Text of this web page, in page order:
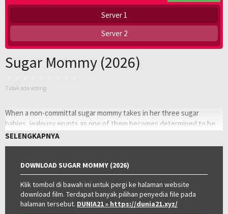
Server 1
Server 2
Sugar Mommy (2026)
Tidak ada voting
When a non-committal sugar mommy takes in her three sugar
babies, jealousy erupts as one of them becomes determined to be
her one and only.
Diposting
pada:
Juni 10, 2026
Genre:
Drama
Tahun:
2026
Durasi:
75 Min
Negara:
Philippines
SELENGKAPNYA
DOWNLOAD SUGAR MOMMY (2026)
Klik tombol di bawah ini untuk pergi ke halaman website
download film. Terdapat banyak pilihan penyedia file pada
halaman tersebut. DUNIA21» https://dunia21.xyz/